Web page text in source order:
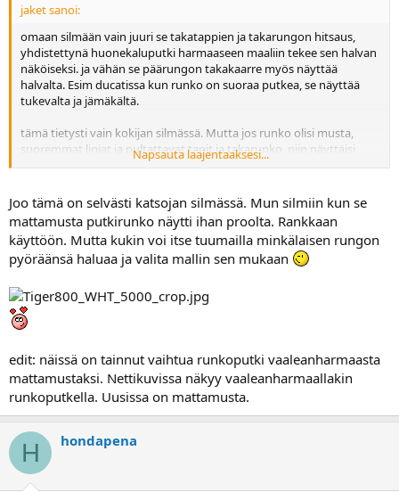
jaket sanoi:
omaan silmään vain juuri se takatappien ja takarungon hitsaus,
yhdistettynä huonekaluputki harmaaseen maaliin tekee sen halvan
näköiseksi. ja vähän se päärungon takakaarre myös näyttää
halvalta. Esim ducatissa kun runko on suoraa putkea, se näyttää
tukevalta ja jämäkältä.
tämä tietysti vain kokijan silmässä. Mutta jos runko olisi musta,
suoremmat linjat ja pultattavat tapit ja takarunko, niin näyttäisi
Napsauta laajentaaksesi...
Joo tämä on selvästi katsojan silmässä. Mun silmiin kun se
mattamusta putkirunko näytti ihan proolta. Rankkaan
käyttöön. Mutta kukin voi itse tuumailla minkälaisen rungon
pyöräänsä haluaa ja valita mallin sen mukaan
edit: näissä on tainnut vaihtua runkoputki vaaleanharmaasta
mattamustaksi. Nettikuvissa näkyy vaaleanharmaallakin
runkoputkella. Uusissa on mattamusta.
H hondapena